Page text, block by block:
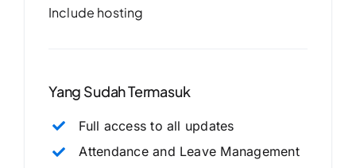
Include hosting
Yang Sudah Termasuk
Full access to all updates
Attendance and Leave Management